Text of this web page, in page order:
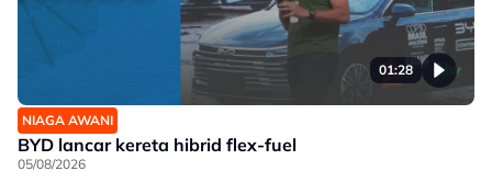
01:28
NIAGA AWANI
BYD lancar kereta hibrid flex-fuel
05/08/2026